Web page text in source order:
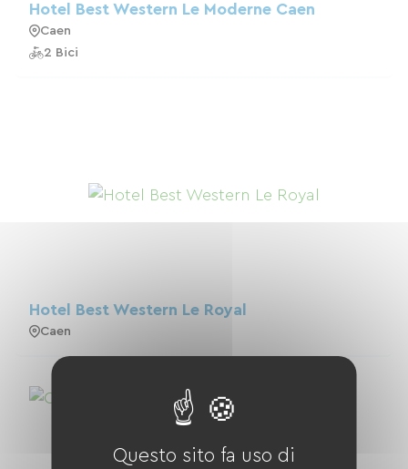
Hotel Best Western Le Moderne Caen
Caen
2 Bici
Hotel Best Western Le Royal
Caen
Questo sito fa uso di